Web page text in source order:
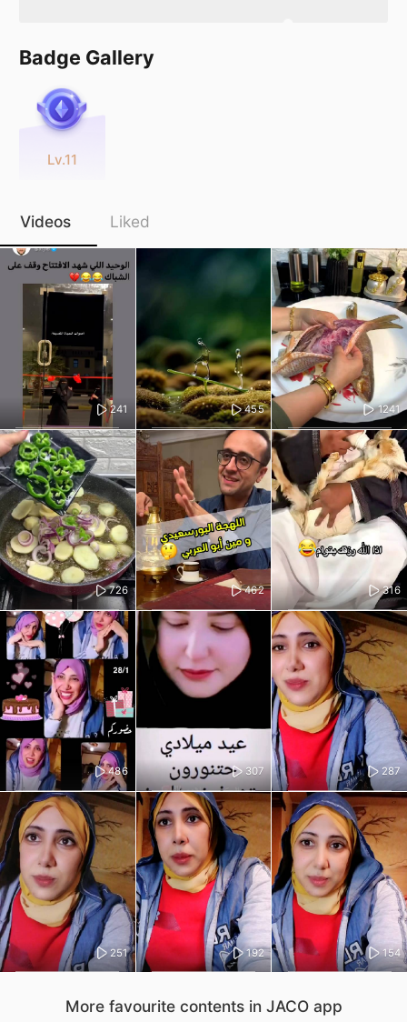
Badge Gallery
Lv.11
Videos Liked
241 455 1241
726 462 316
486 307 287
251 192 154
More favourite contents in JACO app